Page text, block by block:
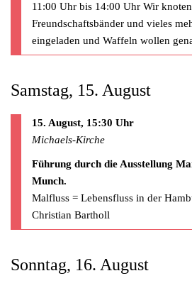
11:00 Uhr bis 14:00 Uhr Wir
Freundschaftsbänder und vieles
eingeladen und Waffeln wollen
Samstag, 15. August
15. August, 15:30 Uhr
Michaels-Kirche
Führung durch die Ausstellung
Munch.
Malfluss = Lebensfluss in der
Christian Bartholl
Sonntag, 16. August